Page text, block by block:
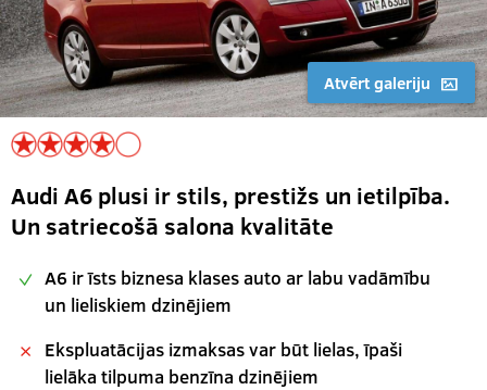
Atvērt galeriju
Audi A6 plusi ir stils, prestižs un ietilpība.
Un satriecošā salona kvalitāte
A6 ir īsts biznesa klases auto ar labu vadāmību
un lieliskiem dzinējiem
Ekspluatācijas izmaksas var būt lielas, īpaši
lielāka tilpuma benzīna dzinējiem